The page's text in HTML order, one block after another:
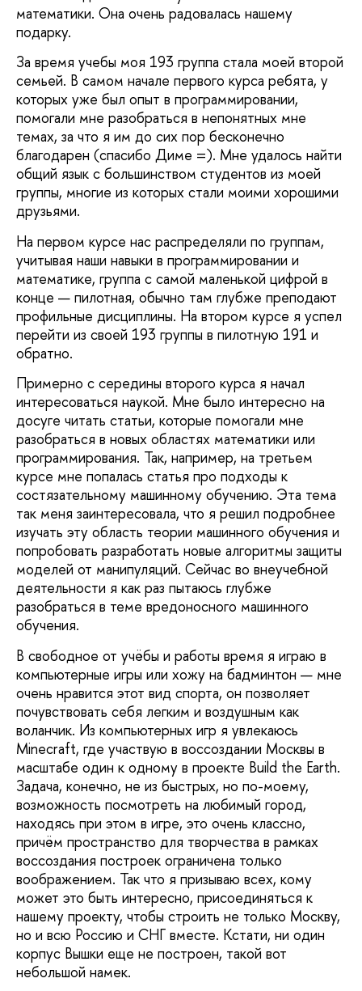
математики. Она очень радовалась нашему
подарку.
За время учебы моя 193 группа стала моей второй
семьей. В самом начале первого курса ребята, у
которых уже был опыт в программировании,
помогали мне разобраться в непонятных мне
темах, за что я им до сих пор бесконечно
благодарен (спасибо Диме =). Мне удалось найти
общий язык с большинством студентов из моей
группы, многие из которых стали моими хорошими
друзьями.
На первом курсе нас распределяли по группам,
учитывая наши навыки в программировании и
математике, группа с самой маленькой цифрой в
конце — пилотная, обычно там глубже преподают
профильные дисциплины. На втором курсе я успел
перейти из своей 193 группы в пилотную 191 и
обратно.
Примерно с середины второго курса я начал
интересоваться наукой. Мне было интересно на
досуге читать статьи, которые помогали мне
разобраться в новых областях математики или
программирования. Так, например, на третьем
курсе мне попалась статья про подходы к
состязательному машинному обучению. Эта тема
так меня заинтересовала, что я решил подробнее
изучать эту область теории машинного обучения и
попробовать разработать новые алгоритмы защиты
моделей от манипуляций. Сейчас во внеучебной
деятельности я как раз пытаюсь глубже
разобраться в теме вредоносного машинного
обучения.
В свободное от учёбы и работы время я играю в
компьютерные игры или хожу на бадминтон — мне
очень нравится этот вид спорта, он позволяет
почувствовать себя легким и воздушным как
воланчик. Из компьютерных игр я увлекаюсь
Minecraft, где участвую в воссоздании Москвы в
масштабе один к одному в проекте Build the Earth.
Задача, конечно, не из быстрых, но по-моему,
возможность посмотреть на любимый город,
находясь при этом в игре, это очень классно,
причём пространство для творчества в рамках
воссоздания построек ограничена только
воображением. Так что я призываю всех, кому
может это быть интересно, присоединяться к
нашему проекту, чтобы строить не только Москву,
но и всю Россию и СНГ вместе. Кстати, ни один
корпус Вышки еще не построен, такой вот
небольшой намек.